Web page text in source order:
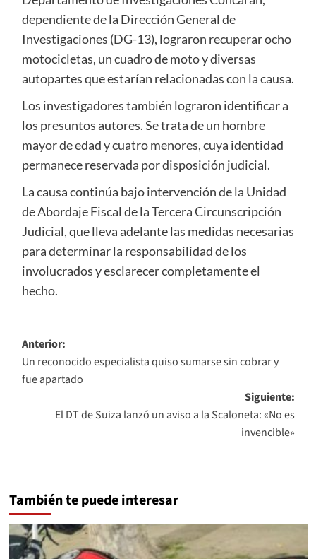
dependiente de la Dirección General de
Investigaciones (DG-13), lograron recuperar ocho
motocicletas, un cuadro de moto y diversas
autopartes que estarían relacionadas con la causa.
Los investigadores también lograron identificar a
los presuntos autores. Se trata de un hombre
mayor de edad y cuatro menores, cuya identidad
permanece reservada por disposición judicial.
La causa continúa bajo intervención de la Unidad
de Abordaje Fiscal de la Tercera Circunscripción
Judicial, que lleva adelante las medidas necesarias
para determinar la responsabilidad de los
involucrados y esclarecer completamente el
hecho.
Navegación
de
entradas
Anterior:
Un reconocido especialista quiso sumarse sin cobrar y
fue apartado
Siguiente:
El DT de Suiza lanzó un aviso a la Scaloneta: «No es
invencible»
También te puede interesar